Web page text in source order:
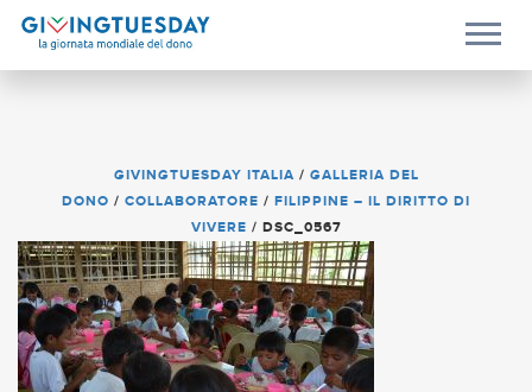
GIVINGTUESDAY ITALIA / GALLERIA DEL
DONO / COLLABORATORE / FILIPPINE – IL DIRITTO DI
VIVERE / DSC_0567